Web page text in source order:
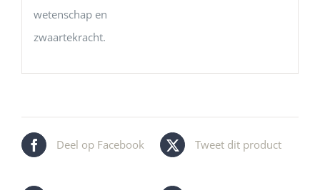
wetenschap en
zwaartekracht.
Deel op Facebook Tweet dit product